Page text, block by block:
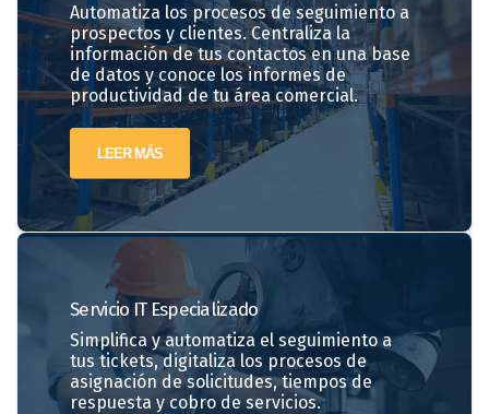
Automatiza los procesos de seguimiento a
prospectos y clientes. Centraliza la
información de tus contactos en una base
de datos y conoce los informes de
productividad de tu área comercial.
LEER MÁS
Servicio IT Especializado
Simplifica y automatiza el seguimiento a
tus tickets, digitaliza los procesos de
asignación de solicitudes, tiempos de
respuesta y cobro de servicios.